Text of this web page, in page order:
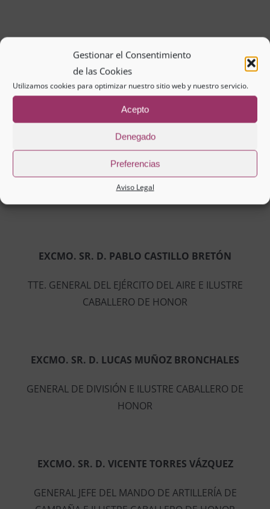
Gestionar el Consentimiento
de las Cookies
Utilizamos cookies para optimizar nuestro sitio web y nuestro servicio.
Acepto
Denegado
Preferencias
Aviso Legal
ILMA. SRA. DÑA. MARÍA DOLORES MARÍN
TORRES
ALCALDESA DE BAEZA
EXCMO. Y NFCO. D. JUAN FRANCISCO GARCÍA
MARÍN
EXCMO. SR. D. PABLO CASTILLO BRETÓN
TTE. GENERAL DEL EJÉRCITO DEL AIRE E ILUSTRE
CABALLERO DE HONOR
EXCMO. SR. D. LUCAS MUÑOZ BRONCHALES
GENERAL DE DIVISIÓN E ILUSTRE CABALLERO DE
HONOR
EXCMO. SR. D. VICENTE TORRES VÁZQUEZ
GENERAL JEFE DEL MANDO DE ARTILLERÍA DE